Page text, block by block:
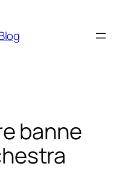
banne